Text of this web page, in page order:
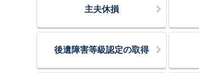
主夫休損
後遺障害等級認定の取得